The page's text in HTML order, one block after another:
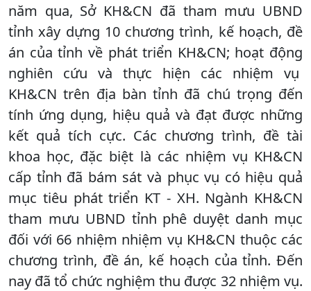
năm qua, Sở KH&CN đã tham mưu UBND
tỉnh xây dựng 10 chương trình, kế hoạch, đề
án của tỉnh về phát triển KH&CN; hoạt động
nghiên cứu và thực hiện các nhiệm vụ
KH&CN trên địa bàn tỉnh đã chú trọng đến
tính ứng dụng, hiệu quả và đạt được những
kết quả tích cực. Các chương trình, đề tài
khoa học, đặc biệt là các nhiệm vụ KH&CN
cấp tỉnh đã bám sát và phục vụ có hiệu quả
mục tiêu phát triển KT - XH. Ngành KH&CN
tham mưu UBND tỉnh phê duyệt danh mục
đối với 66 nhiệm nhiệm vụ KH&CN thuộc các
chương trình, đề án, kế hoạch của tỉnh. Đến
nay đã tổ chức nghiệm thu được 32 nhiệm vụ.